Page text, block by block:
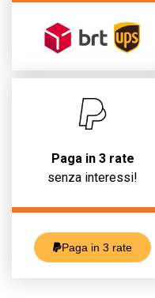
Paga in 3 rate
senza interessi!
Paga in 3 rate